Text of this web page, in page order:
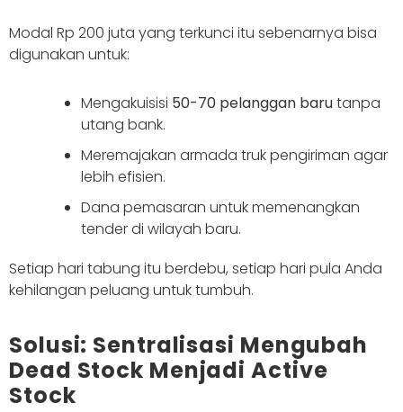
Modal Rp 200 juta yang terkunci itu sebenarnya bisa
digunakan untuk:
Mengakuisisi 50-70 pelanggan barutanpa
utang bank.
Meremajakan armada truk pengiriman agar
lebih efisien.
Dana pemasaran untuk memenangkan
tender di wilayah baru.
Setiap hari tabung itu berdebu, setiap hari pula Anda
kehilangan peluang untuk tumbuh.
Solusi: Sentralisasi Mengubah
Dead Stock Menjadi Active
Stock